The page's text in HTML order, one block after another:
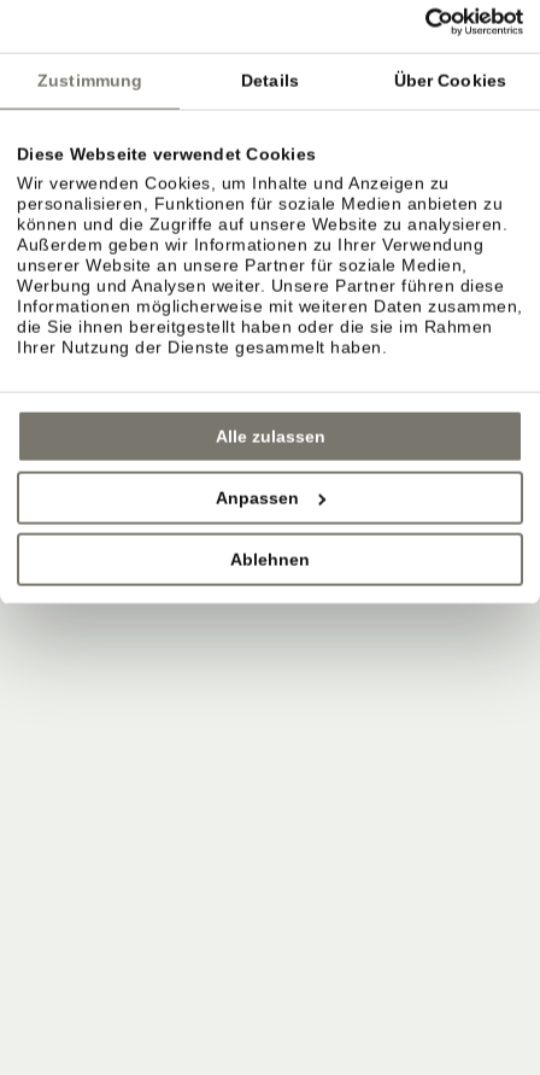
Zustimmung Details Über Cookies
Diese Webseite verwendet Cookies
Wir verwenden Cookies, um Inhalte und Anzeigen zu
personalisieren, Funktionen für soziale Medien anbieten zu
können und die Zugriffe auf unsere Website zu analysieren.
Außerdem geben wir Informationen zu Ihrer Verwendung
unserer Website an unsere Partner für soziale Medien,
Werbung und Analysen weiter. Unsere Partner führen diese
Informationen möglicherweise mit weiteren Daten zusammen,
die Sie ihnen bereitgestellt haben oder die sie im Rahmen
Ihrer Nutzung der Dienste gesammelt haben.
Alle zulassen
Anpassen
Ablehnen
ÖBB
Südtirol Transfer
Flughafen Bozen
Flughafen Innsbruck
Flughafen Verona Villafranca